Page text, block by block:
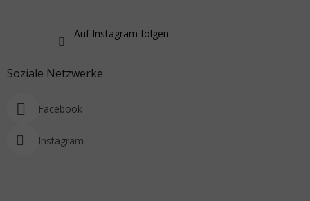
Auf Instagram folgen
Soziale Netzwerke
Facebook
Instagram